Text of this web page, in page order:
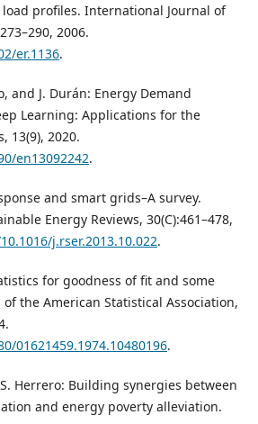
profiles. International Journal of
2006.
er.1136.
and J. Durán: Energy Demand
Learning: Applications for the
13(9), 2020.
en13092242.
and smart grids–A survey.
Energy Reviews, 30(C):461–478,
j.rser.2013.10.022.
for goodness of fit and some
the American Statistical Association,
01621459.1974.10480196.
Herrero: Building synergies between
and energy poverty alleviation.